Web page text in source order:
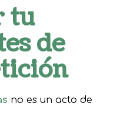
tu
de
no es un acto de